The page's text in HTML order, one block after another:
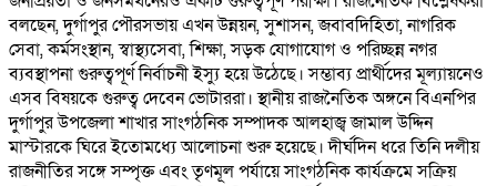
বলছেন, দুর্গাপুর পৌরসভায় এখন উন্নয়ন, সুশাসন, জবাবদিহিতা, নাগরিক
সেবা, কর্মসংস্থান, স্বাস্থ্যসেবা, শিক্ষা, সড়ক যোগাযোগ ও পরিচ্ছন্ন নগর
ব্যবস্থাপনা গুরুত্বপূর্ণ নির্বাচনী ইস্যু হয়ে উঠেছে। সম্ভাব্য প্রার্থীদের মূল্যায়নেও
এসব বিষয়কে গুরুত্ব দেবেন ভোটাররা। স্থানীয় রাজনৈতিক অঙ্গনে বিএনপির
দুর্গাপুর উপজেলা শাখার সাংগঠনিক সম্পাদক আলহাজ্ব জামাল উদ্দিন
মাস্টারকে ঘিরে ইতোমধ্যে আলোচনা শুরু হয়েছে। দীর্ঘদিন ধরে তিনি দলীয়
রাজনীতির সঙ্গে সম্পৃক্ত এবং তৃণমূল পর্যায়ে সাংগঠনিক কার্যক্রমে সক্রিয়